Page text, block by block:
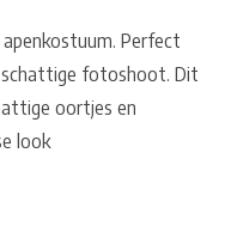
Perfect
fotoshoot. Dit
oortjes en
look